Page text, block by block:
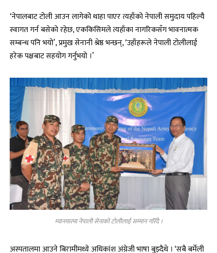
‘नेपालबाट टोली आउन लागेको थाहा पाएर त्यहाँको नेपाली समुदाय पहिल्यै
स्वागत गर्न बसेको रहेछ, एककिसिमले त्यहाँका नागरिकसँग भावनात्मक
सम्बन्ध पनि भयो’, प्रमुख सेनानी श्रेष्ठ भन्छन्, ‘उहाँहरूले नेपाली टोलीलाई
हरेक पक्षबाट सहयोग गर्नुभयो ।’
म्यानमारमा नेपाली सेनाको टोलीलाई सम्मान गरिँदै ।
अस्पतालमा आउने बिरामीमध्ये अधिकांश अंग्रेजी भाषा बुझ्दैथे । ‘सबै बर्मेली